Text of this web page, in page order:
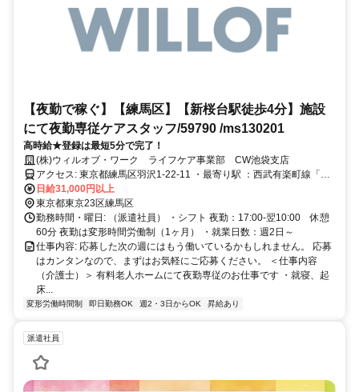
【夜勤で稼ぐ】【練馬区】【新桜台駅徒歩4分】施設
にて夜勤専従ケアスタッフ/59790 /ms130201
高時給★登録は最短5分で完了！
(株)ウィルオブ・ワーク ライフケア事業部 CW池袋支店
アクセス: 東京都練馬区羽沢1-22-11 ・最寄り駅 ：西武有楽町線「新
桜台駅」より徒歩4分 ：西武池袋線「江古田駅」より徒歩10分
日給31,000円以上
東京都東京23区練馬区
勤務時間・曜日: （派遣社員） ・シフト 夜勤：17:00-翌10:00 休憩
60分 夜勤は変形時間労働制（1ヶ月） ・就業日数：週2日～
仕事内容: 応募した次の週にはもう働いているかもしれません。 応募
はカンタンなので、まずはお気軽にご応募ください。 ＜仕事内容
（介護士）＞ 有料老人ホームにて夜勤専従のお仕事です ・就寝、起
床...
変形労働時間制 即日勤務OK 週2・3日からOK 昇給あり
派遣社員